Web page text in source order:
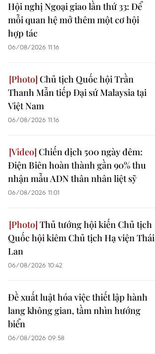
Hội nghị Ngoại giao lần thứ 33: Để
mỗi quan hệ mở thêm một cơ hội
hợp tác
06/08/2026 11:16
Chủ tịch Quốc hội Trần
Thanh Mẫn tiếp Đại sứ Malaysia tại
Việt Nam
06/08/2026 11:16
Chiến dịch 500 ngày đêm:
Điện Biên hoàn thành gần 90% thu
nhận mẫu ADN thân nhân liệt sỹ
06/08/2026 11:01
Thủ tướng hội kiến Chủ tịch
Quốc hội kiêm Chủ tịch Hạ viện Thái
Lan
06/08/2026 10:42
Đề xuất luật hóa việc thiết lập hành
lang không gian, tầm nhìn hướng
biển
06/08/2026 09:58